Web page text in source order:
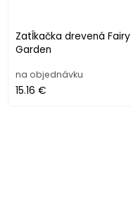
Zatĺkačka drevená Fairy
Garden
na objednávku
15.16 €